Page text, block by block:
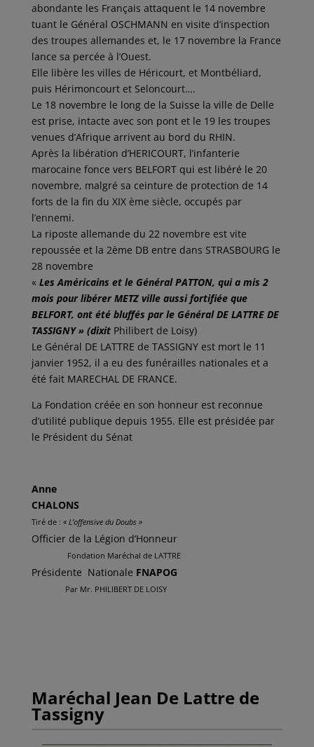
abondante les Français attaquent le 14 novembre
tuant le Général OSCHMANN en visite d’inspection
des troupes allemandes et, le 17 novembre la France
lance sa percée à l’Ouest.
Elle libère les villes de Héricourt, et Montbéliard,
puis Hérimoncourt et Seloncourt….
Le 18 novembre le long de la Suisse la ville de Delle
est prise, intacte avec son pont et le 19 les troupes
venues d’Afrique arrivent au bord du RHIN.
Après la libération d’HERICOURT, l’infanterie
marocaine fonce vers BELFORT qui est libéré le 20
novembre, malgré sa ceinture de protection de 14
forts de la fin du XIX ème siècle, occupés par
l’ennemi.
La riposte allemande du 22 novembre est vite
repoussée et la 2ème DB entre dans STRASBOURG le
28 novembre
« Les Américains et le Général PATTON, qui a mis 2
mois pour libérer METZ ville aussi fortifiée que
BELFORT, ont été bluffés par le Général DE LATTRE DE
TASSIGNY » (dixit Philibert de Loisy)
Le Général DE LATTRE de TASSIGNY est mort le 11
janvier 1952, il a eu des funérailles nationales et a
été fait MARECHAL DE FRANCE.
La Fondation créée en son honneur est reconnue
d’utilité publique depuis 1955. Elle est présidée par
le Président du Sénat
Anne
CHALONS
Tiré de : « L’offensive du Doubs »
Officier de la Légion d’Honneur
Fondation Maréchal de LATTRE
Présidente Nationale FNAPOG
Par Mr. PHILIBERT DE LOISY
Maréchal Jean De Lattre de
Tassigny